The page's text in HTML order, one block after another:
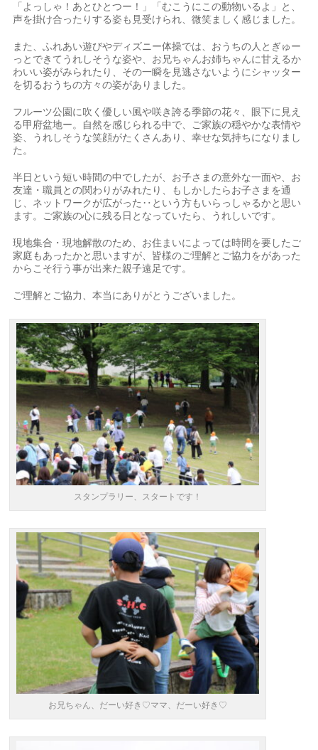
「よっしゃ！あとひとつー！」「むこうにこの動物いるよ」と、
声を掛け合ったりする姿も見受けられ、微笑ましく感じました。
また、ふれあい遊びやディズニー体操では、おうちの人とぎゅー
っとできてうれしそうな姿や、お兄ちゃんお姉ちゃんに甘えるか
わいい姿がみられたり、その一瞬を見逃さないようにシャッター
を切るおうちの方々の姿がありました。
フルーツ公園に吹く優しい風や咲き誇る季節の花々、眼下に見え
る甲府盆地ー。自然を感じられる中で、ご家族の穏やかな表情や
姿、うれしそうな笑顔がたくさんあり、幸せな気持ちになりまし
た。
半日という短い時間の中でしたが、お子さまの意外な一面や、お
友達・職員との関わりがみれたり、もしかしたらお子さまを通
じ、ネットワークが広がった‥という方もいらっしゃるかと思い
ます。ご家族の心に残る日となっていたら、うれしいです。
現地集合・現地解散のため、お住まいによっては時間を要したご
家庭もあったかと思いますが、皆様のご理解とご協力をがあった
からこそ行う事が出来た親子遠足です。
ご理解とご協力、本当にありがとうございました。
スタンプラリー、スタートです！
お兄ちゃん、だーい好き♡ママ、だーい好き♡